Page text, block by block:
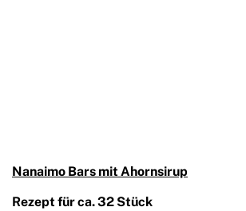
Nanaimo Bars mit Ahornsirup
Rezept für ca. 32 Stück